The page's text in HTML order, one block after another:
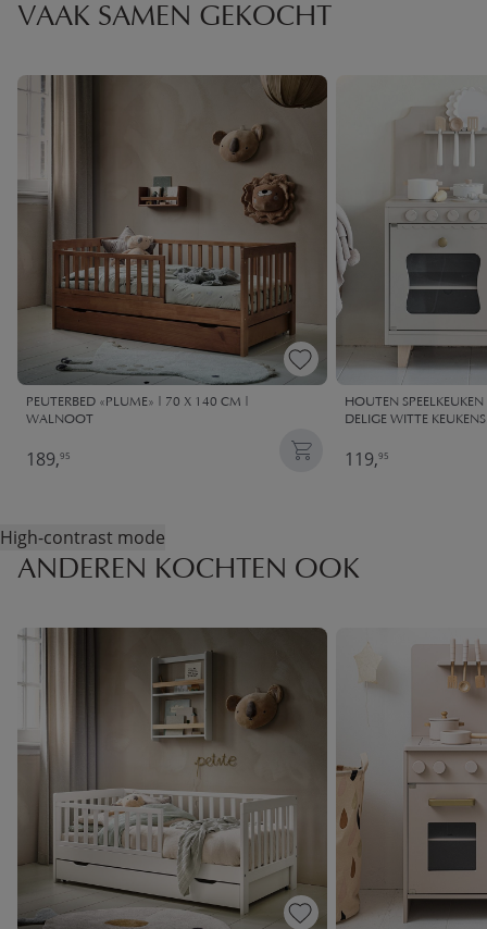
VAAK SAMEN GEKOCHT
PEUTERBED «PLUME» | 70 X 140 CM |
WALNOOT
189,95
HOUTEN
DELIGE WITTE
119,95
High-contrast mode
ANDEREN KOCHTEN OOK